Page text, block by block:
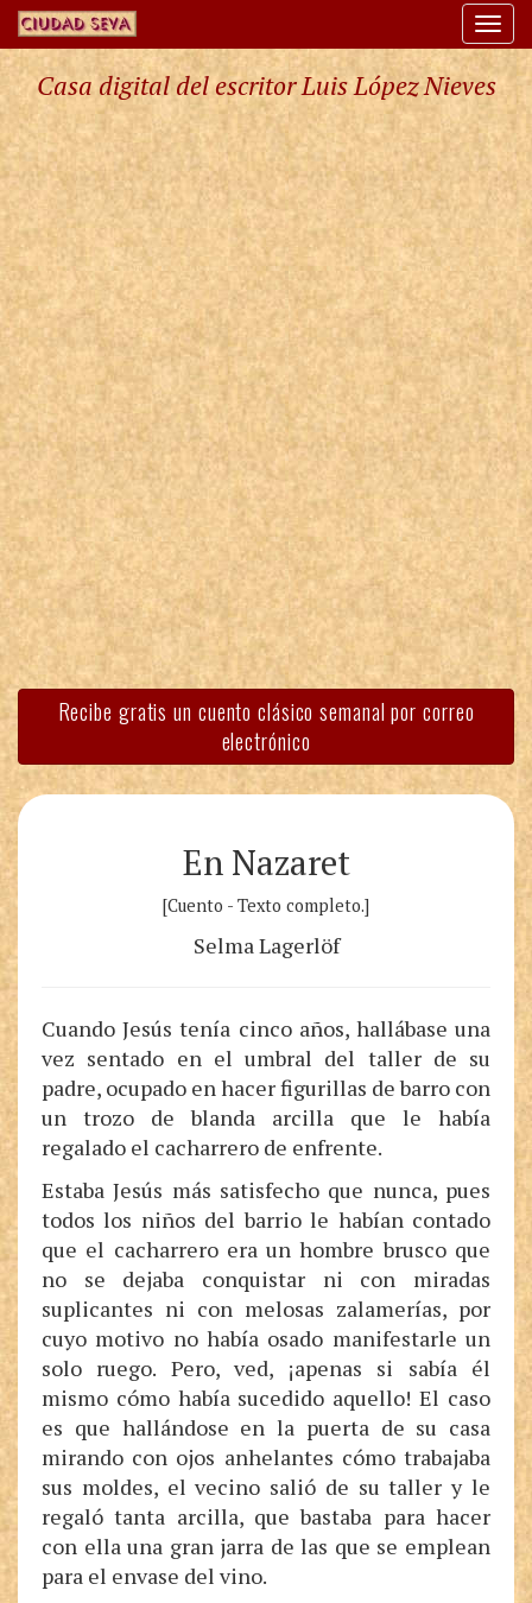
Casa digital del escritor Luis López Nieves
Recibe gratis un cuento clásico semanal por correo
electrónico
En Nazaret
[Cuento - Texto completo.]
Selma Lagerlöf
Cuando Jesús tenía cinco años, hallábase una
vez sentado en el umbral del taller de su
padre, ocupado en hacer figurillas de barro con
un trozo de blanda arcilla que le había
regalado el cacharrero de enfrente.
Estaba Jesús más satisfecho que nunca, pues
todos los niños del barrio le habían contado
que el cacharrero era un hombre brusco que
no se dejaba conquistar ni con miradas
suplicantes ni con melosas zalamerías, por
cuyo motivo no había osado manifestarle un
solo ruego. Pero, ved, ¡apenas si sabía él
mismo cómo había sucedido aquello! El caso
es que hallándose en la puerta de su casa
mirando con ojos anhelantes cómo trabajaba
sus moldes, el vecino salió de su taller y le
regaló tanta arcilla, que bastaba para hacer
con ella una gran jarra de las que se emplean
para el envase del vino.